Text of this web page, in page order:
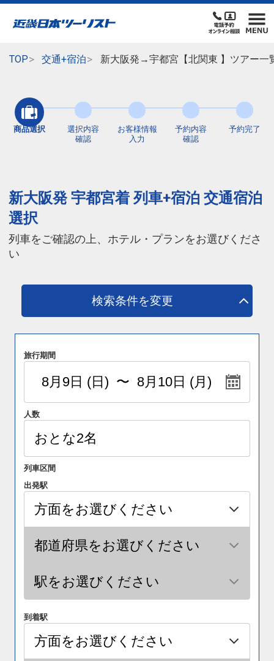
TOP 交通+宿泊 新大阪発→宇都宮【北関東 】ツアー一
商品選択
選択内容
確認
お客様情報
入力
予約内容
確認
予約完了
新大阪発 宇都宮着 列車+宿泊 交通宿泊
選択
列車をご確認の上、ホテル・プランをお選びくださ
い
検索条件を変更
旅行期間
人数
列車区間
出発駅
到着駅